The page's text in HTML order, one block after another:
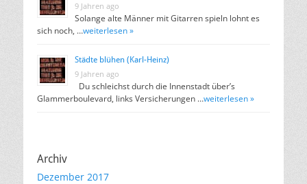
9 Jahren ago
Solange alte Männer mit Gitarren spieln lohnt es
sich noch, …weiterlesen »
Städte blühen (Karl-Heinz)
9 Jahren ago
Du schleichst durch die Innenstadt über’s
Glammerboulevard, links Versicherungen …weiterlesen »
Archiv
Dezember 2017